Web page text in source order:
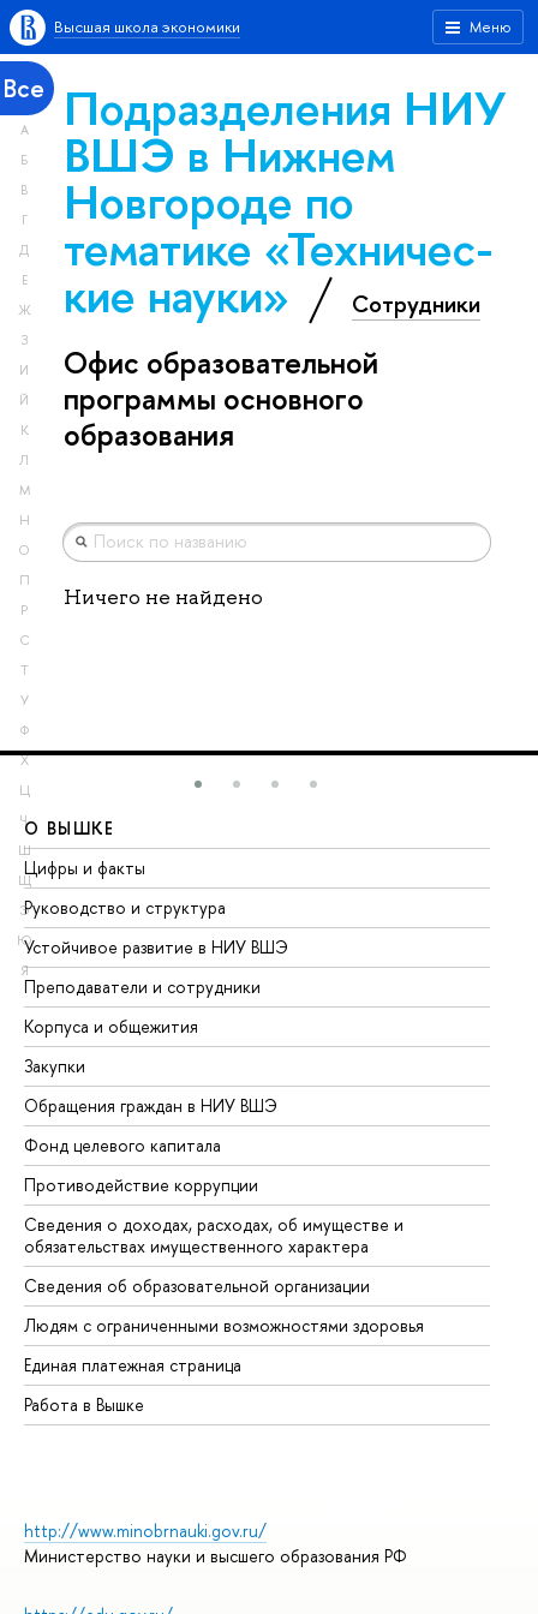
Меню
Высшая школа экономики
Все
А
Б
В
Г
Д
Е
Ж
З
И
Й
К
Л
М
Н
О
П
Р
С
Т
У
Ф
Х
Ц
Ч
Ш
Щ
Э
Ю
Я
Подразделения НИУ
ВШЭ в Нижнем
Новгороде по
тематике «Тех­ничес­
кие науки» Сотрудники
Офис образовательной
программы основного
образования
Ничего не найдено
О ВЫШКЕ
Цифры и факты
Руководство и структура
Устойчивое развитие в НИУ ВШЭ
Преподаватели и сотрудники
Корпуса и общежития
Закупки
Обращения граждан в НИУ ВШЭ
Фонд целевого капитала
Противодействие коррупции
Сведения о доходах, расходах, об имуществе и
обязательствах имущественного характера
Сведения об образовательной организации
Людям с ограниченными возможностями здоровья
Единая платежная страница
Работа в Вышке
http://www.minobrnauki.gov.ru/
Министерство науки и высшего образования РФ